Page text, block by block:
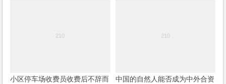
小区停车场收费员收费后不辞而
中国的自然人能否成为中外合资